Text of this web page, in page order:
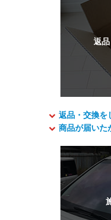
返品・交換を
商品が届いた